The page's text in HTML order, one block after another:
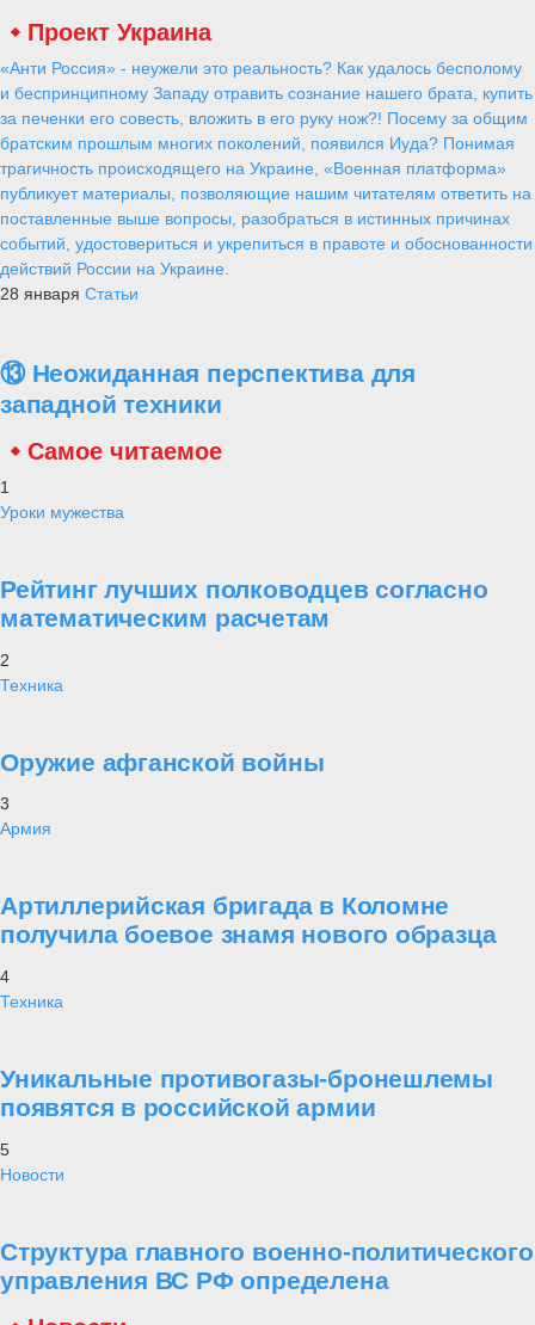
Проект Украина
«Анти Россия» - неужели это реальность? Как удалось бесполому
и беспринципному Западу отравить сознание нашего брата, купить
за печенки его совесть, вложить в его руку нож?! Посему за общим
братским прошлым многих поколений, появился Иуда? Понимая
трагичность происходящего на Украине, «Военная платформа»
публикует материалы, позволяющие нашим читателям ответить на
поставленные выше вопросы, разобраться в истинных причинах
событий, удостовериться и укрепиться в правоте и обоснованности
действий России на Украине.
28 января Статьи
⑬ Неожиданная перспектива для
западной техники
Самое читаемое
1
Уроки мужества
Рейтинг лучших полководцев согласно
математическим расчетам
2
Техника
Оружие афганской войны
3
Армия
Артиллерийская бригада в Коломне
получила боевое знамя нового образца
4
Техника
Уникальные противогазы-бронешлемы
появятся в российской армии
5
Новости
Структура главного военно-политического
управления ВС РФ определена